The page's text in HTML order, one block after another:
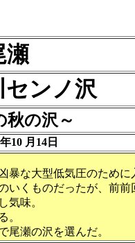
瀬
ンノ沢
秋の沢～
10 月14日
な大型低気圧のために
くものだったが、前
気味。
。
尾瀬の沢を選んだ。